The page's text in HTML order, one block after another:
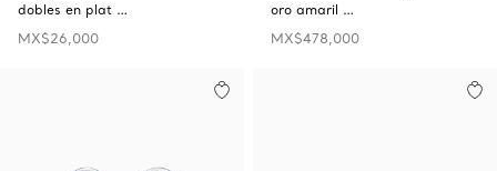
dobles en plat …
MX$26,000
oro amaril …
MX$478,000